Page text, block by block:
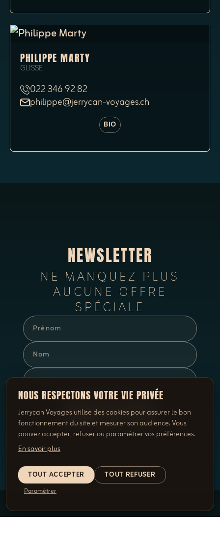
NOUS RESPECTONS VOTRE VIE PRIVÉE
Jerrycan Voyages utilise des cookies pour assurer le bon
fonctionnement du site et mesurer son audience. Vous
pouvez accepter, refuser ou paramétrer vos préférences.
En savoir plus
TOUT ACCEPTER TOUT REFUSER
Paramétrer
PHILIPPE MARTY
GLISSE
022 346 92 82
philippe@jerrycan-voyages.ch
BIO
NEWSLETTER
NE MANQUEZ PLUS
AUCUNE OFFRE
SPÉCIALE
S'INSCRIRE